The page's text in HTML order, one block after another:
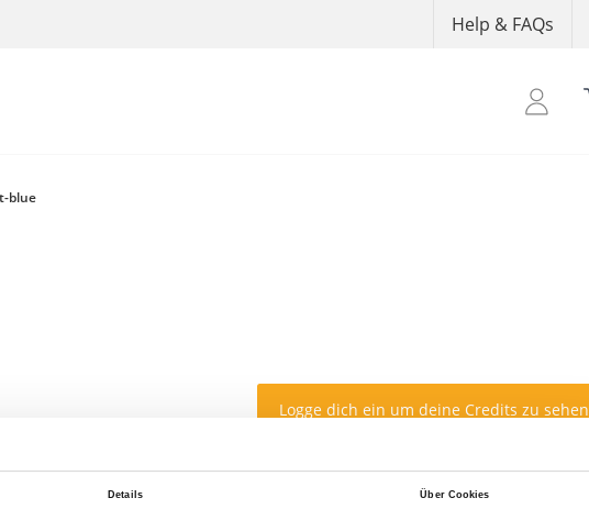
Details Über Cookies
Help & FAQs
blue
Logge dich ein um deine Credits zu sehen